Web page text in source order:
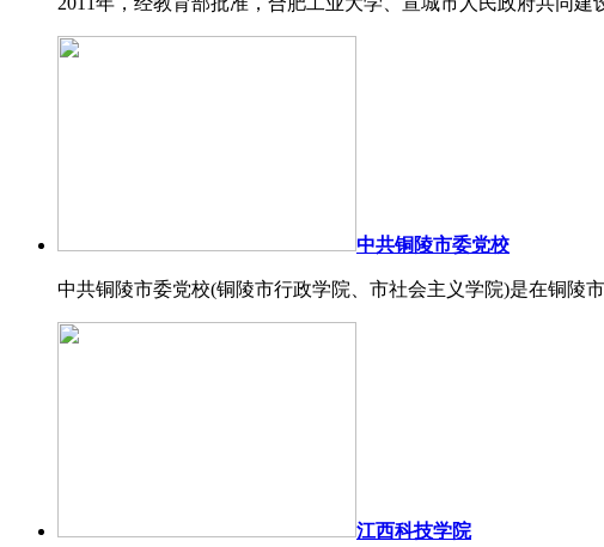
中共铜陵市委党校
中共铜陵市委党校(铜陵市行政学院、市社会主义学院)是在铜陵
江西科技学院